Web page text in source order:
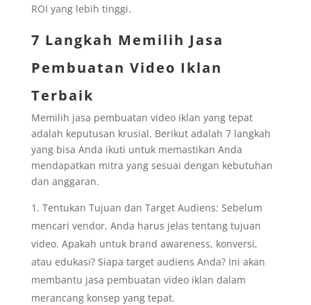
ROI yang lebih tinggi.
7 Langkah Memilih Jasa
Pembuatan Video Iklan
Terbaik
Memilih jasa pembuatan video iklan yang tepat
adalah keputusan krusial. Berikut adalah 7 langkah
yang bisa Anda ikuti untuk memastikan Anda
mendapatkan mitra yang sesuai dengan kebutuhan
dan anggaran.
Tentukan Tujuan dan Target Audiens: Sebelum
mencari vendor, Anda harus jelas tentang tujuan
video. Apakah untuk brand awareness, konversi,
atau edukasi? Siapa target audiens Anda? Ini akan
membantu jasa pembuatan video iklan dalam
merancang konsep yang tepat.